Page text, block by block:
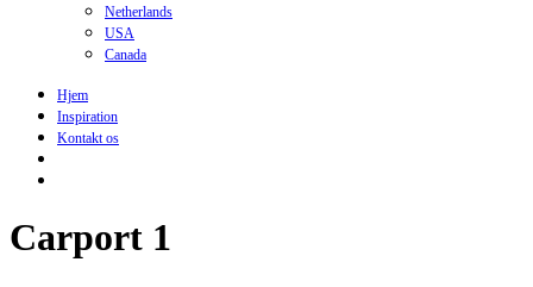
Netherlands
USA
Canada
Hjem
Inspiration
Kontakt os
Carport 1